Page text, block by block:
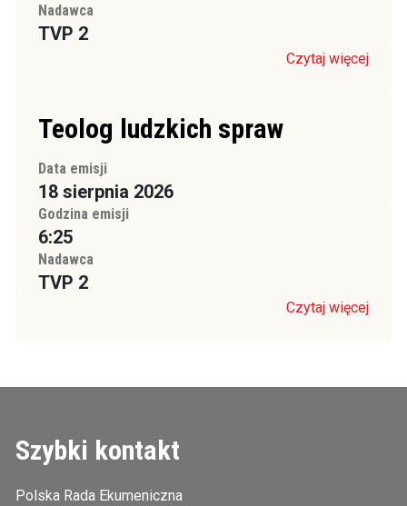
Nadawca
TVP 2
Czytaj więcej
Teolog ludzkich spraw
Data emisji
18 sierpnia 2026
Godzina emisji
6:25
Nadawca
TVP 2
Czytaj więcej
Szybki kontakt
Polska Rada Ekumeniczna